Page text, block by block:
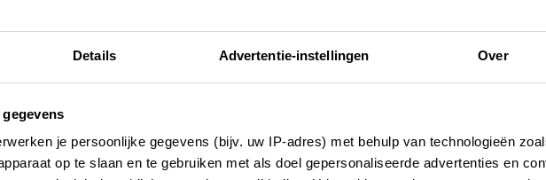
Details Advertentie-instellingen Over
je persoonlijke gegevens (bijv. uw IP-adres) met behulp van technologieën
op te slaan en te gebruiken met als doel gepersonaliseerde advertenties en
en een fles Médoc. Arjanneke: “Het is
die finishen krijgen de betere wijnen. Hoe
wordt.” Na de marathon is er ’s avonds een
zegt Arjanneke, “want dat is goed voor het
Nieuwsbrief
en inspirerende tips voor Frankrijk? Meld je dan
aan voor onze 2-wekelijkse nieuwsbrief. Zo gedaan!